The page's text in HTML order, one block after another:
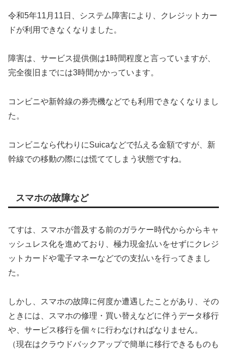
令和5年11月11日、システム障害により、クレジットカー
ドが利用できなくなりました。
障害は、サービス提供側は1時間程度と言っていますが、
完全復旧までには3時間かかっています。
コンビニや新幹線の券売機などでも利用できなくなりまし
た。
コンビニなら代わりにSuicaなどで払える金額ですが、新
幹線での移動の際には慌ててしまう状態ですね。
スマホの故障など
てすは、スマホが普及する前のガラケー時代からからキャ
ッシュレス化を進めており、極力現金払いをせずにクレジ
ットカードや電子マネーなどでの支払いを行ってきまし
た。
しかし、スマホの故障に何度か遭遇したことがあり、その
ときには、スマホの修理・買い替えなどに伴うデータ移行
や、サービス移行を個々に行わなければなりません。
（現在はクラウドバックアップで簡単に移行できるものも